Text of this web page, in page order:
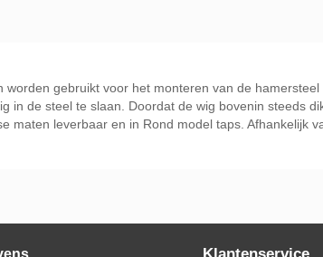
gebruikt voor het monteren van de
in de steel te slaan. Doordat de wig bovenin steeds
maten leverbaar en in Rond model taps. Afhankelijk